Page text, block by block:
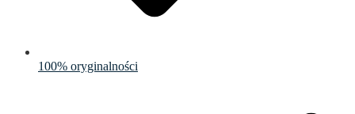
100% oryginalności